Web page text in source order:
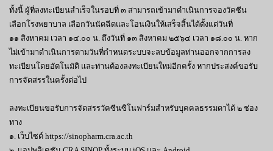
ทั้งนี้ ผู้ที่ลงทะเบียนสำเร็จในรอบที่ ๓ สามารถเข้ามาดำเนินการจองวัคซีน
เลือกโรงพยาบาล เลือกวันนัดฉีดและโอนเงินให้เสร็จสิ้นได้ตั้งแต่วันที่
๑๑ สิงหาคม เวลา ๑๔.๐๐ น. ถึงวันที่ ๑๓ สิงหาคม ๒๕๖๔ เวลา ๑๘.๐๐ น. หาก
ไม่เข้ามาดำเนินการตามวันที่กำหนดระบบจะลบข้อมูลท่านออกจากการลง
ทะเบียนโดยอัตโนมัติ และท่านต้องลงทะเบียนใหม่อีกครั้ง หากประสงค์ขอรับ
การจัดสรรในครั้งต่อไป
ลงทะเบียนขอรับการจัดสรรวัคซีนซิโนฟาร์มสำหรับบุคคลธรรมดาได้ ๒ ช่อง
ทาง
๑. เว็บไซต์ https://sinopharm.cra.ac.th